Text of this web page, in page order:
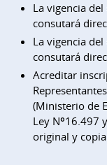
La vigencia
consutará
La vigencia
consutará
Acreditar
(Ministerio de
Ley Nº16.497
original y copia.